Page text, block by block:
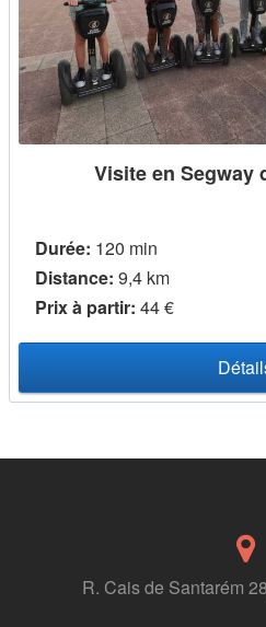
Visite en Segway
Durée: 120 min
Distance: 9,4 km
Prix ​​à partir: 44 €
R. Cais de Santarém